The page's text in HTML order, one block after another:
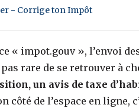
- Corrige ton Impôt
« impot.gouv », l’envoi
rare de se retrouver à
un avis de taxe
côté de l’espace en ligne,